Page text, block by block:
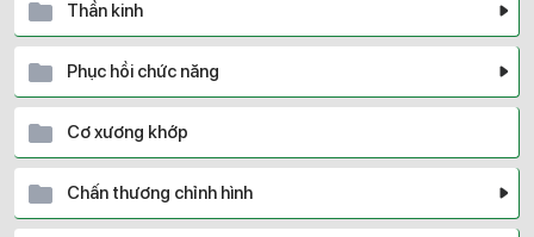
Thần kinh
Phục hồi chức năng
Cơ xương khớp
Chấn thương chỉnh hình